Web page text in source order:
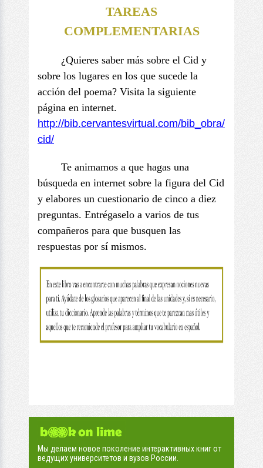
TAREAS
COMPLEMENTARIAS
¿Quieres saber más sobre el Cid y
sobre los lugares en los que sucede la
acción del poema? Visita la siguiente
página en internet.
http://bib.cervantesvirtual.com/bib_obra/
cid/
Te animamos a que hagas una
búsqueda en internet sobre la figura del Cid
y elabores un cuestionario de cinco a diez
preguntas. Entrégaselo a varios de tus
compañeros para que busquen las
respuestas por sí mismos.
Мы делаем новое поколение интерактивных книг от
ведущих университетов и вузов России.